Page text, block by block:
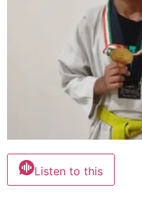
Listen to this